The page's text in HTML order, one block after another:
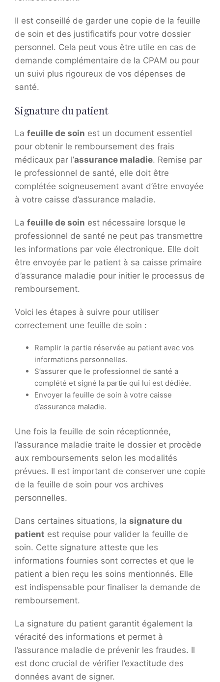
Il est conseillé de garder une copie de la feuille
de soin et des justificatifs pour votre dossier
personnel. Cela peut vous être utile en cas de
demande complémentaire de la CPAM ou pour
un suivi plus rigoureux de vos dépenses de
santé.
Signature du patient
La feuille de soin est un document essentiel
pour obtenir le remboursement des frais
médicaux par l’assurance maladie. Remise par
le professionnel de santé, elle doit être
complétée soigneusement avant d’être envoyée
à votre caisse d’assurance maladie.
La feuille de soin est nécessaire lorsque le
professionnel de santé ne peut pas transmettre
les informations par voie électronique. Elle doit
être envoyée par le patient à sa caisse primaire
d’assurance maladie pour initier le processus de
remboursement.
Voici les étapes à suivre pour utiliser
correctement une feuille de soin :
Remplir la partie réservée au patient avec vos
informations personnelles.
S’assurer que le professionnel de santé a
complété et signé la partie qui lui est dédiée.
Envoyer la feuille de soin à votre caisse
d’assurance maladie.
Une fois la feuille de soin réceptionnée,
l’assurance maladie traite le dossier et procède
aux remboursements selon les modalités
prévues. Il est important de conserver une copie
de la feuille de soin pour vos archives
personnelles.
Dans certaines situations, la signature du
patient est requise pour valider la feuille de
soin. Cette signature atteste que les
informations fournies sont correctes et que le
patient a bien reçu les soins mentionnés. Elle
est indispensable pour finaliser la demande de
remboursement.
La signature du patient garantit également la
véracité des informations et permet à
l’assurance maladie de prévenir les fraudes. Il
est donc crucial de vérifier l’exactitude des
données avant de signer.